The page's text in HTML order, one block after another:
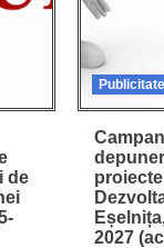
de
Publicitate
2027